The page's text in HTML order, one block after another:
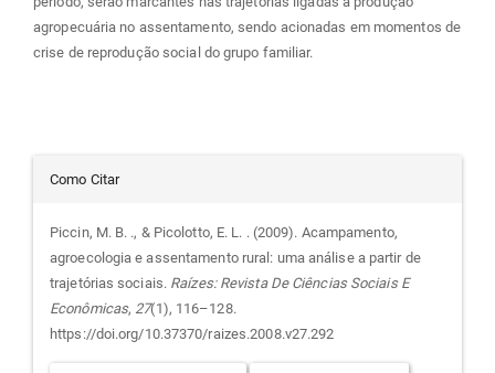
agropecuária no assentamento, sendo acionadas em momentos de
crise de reprodução social do grupo familiar.
Detalhes
do
artigo
Como Citar
Piccin, M. B. ., & Picolotto, E. L. . (2009). Acampamento,
agroecologia e assentamento rural: uma análise a partir de
trajetórias sociais. Raízes: Revista De Ciências Sociais E
Econômicas, 27(1), 116–128.
https://doi.org/10.37370/raizes.2008.v27.292